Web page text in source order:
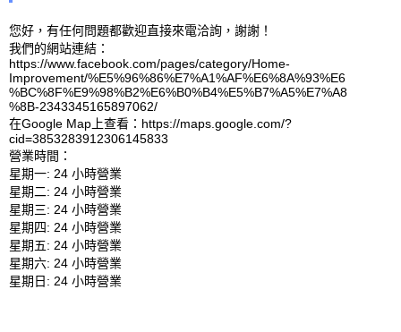
您好，有任何問題都歡迎直接來電洽詢，謝謝！
我們的網站連結：
https://www.facebook.com/pages/category/Home-
Improvement/%E5%96%86%E7%A1%AF%E6%8A%93%E6
%BC%8F%E9%98%B2%E6%B0%B4%E5%B7%A5%E7%A8
%8B-2343345165897062/
在Google Map上查看：https://maps.google.com/?
cid=3853283912306145833
營業時間：
星期一: 24 小時營業
星期二: 24 小時營業
星期三: 24 小時營業
星期四: 24 小時營業
星期五: 24 小時營業
星期六: 24 小時營業